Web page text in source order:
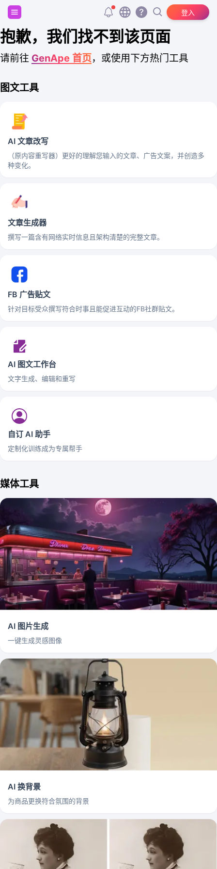
登入
注册并获得 20,000 个免费 tokens！
抱歉，我们找不到该页面
请前往 GenApe 首页，或使用下方热门工具
图文工具
AI 文章改写
（原内容重写器）更好的理解您输入的文章、广告文案，并创造多
种变化。
文章生成器
撰写一篇含有网络实时信息且架构清楚的完整文章。
FB 广告贴文
针对目标受众撰写符合时事且能促进互动的FB社群贴文。
AI 图文工作台
文字生成、编辑和重写
自订 AI 助手
定制化训练成为专属帮手
媒体工具
AI 图片生成
一键生成灵感图像
AI 换背景
为商品更换符合氛围的背景